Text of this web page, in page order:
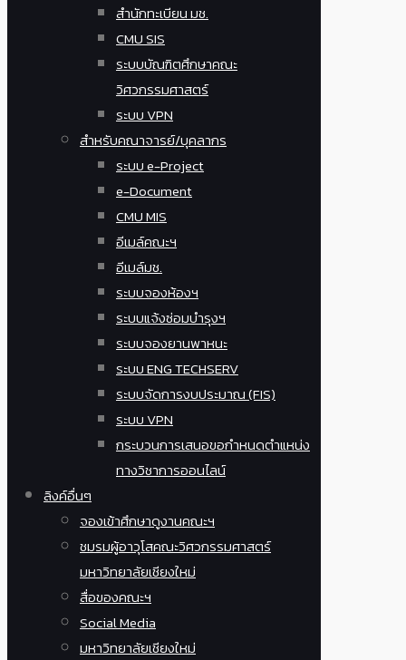
สำนักทะเบียน มช.
CMU SIS
ระบบบัณฑิตศึกษาคณะ
วิศวกรรมศาสตร์
ระบบ VPN
สำหรับคณาจารย์/บุคลากร
ระบบ e-Project
e-Document
CMU MIS
อีเมล์คณะฯ
อีเมล์มช.
ระบบจองห้องฯ
ระบบแจ้งซ่อมบำรุงฯ
ระบบจองยานพาหนะ
ระบบ ENG TECHSERV
ระบบจัดการงบประมาณ (FIS)
ระบบ VPN
กระบวนการเสนอขอกำหนดตำแหน่ง
ทางวิชาการออนไลน์
ลิงค์อื่นๆ
จองเข้าศึกษาดูงานคณะฯ
ชมรมผู้อาวุโสคณะวิศวกรรมศาสตร์
มหาวิทยาลัยเชียงใหม่
สื่อของคณะฯ
Social Media
มหาวิทยาลัยเชียงใหม่